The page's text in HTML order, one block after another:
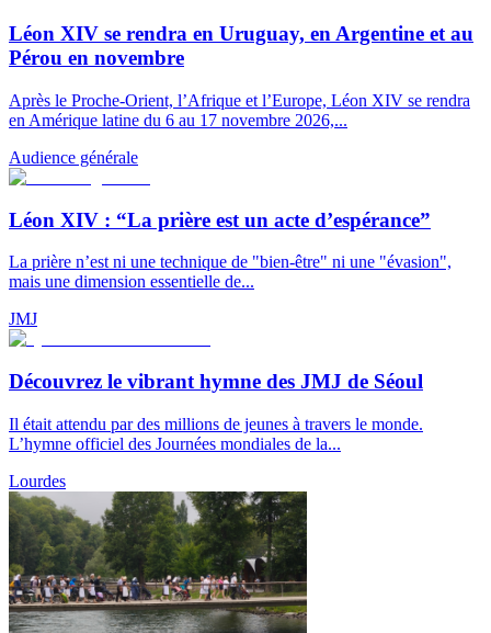
Léon XIV se rendra en Uruguay, en Argentine et au
Pérou en novembre
Après le Proche-Orient, l’Afrique et l’Europe, Léon XIV se rendra
en Amérique latine du 6 au 17 novembre 2026,...
Audience générale
Léon XIV : “La prière est un acte d’espérance”
La prière n’est ni une technique de "bien-être" ni une "évasion",
mais une dimension essentielle de...
JMJ
Découvrez le vibrant hymne des JMJ de Séoul
Il était attendu par des millions de jeunes à travers le monde.
L’hymne officiel des Journées mondiales de la...
Lourdes